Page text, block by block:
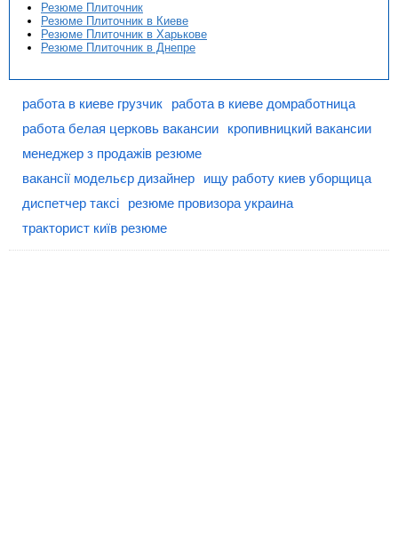
Резюме Плиточник
Резюме Плиточник в Киеве
Резюме Плиточник в Харькове
Резюме Плиточник в Днепре
работа в киеве грузчик
работа в киеве домработница
работа белая церковь вакансии
кропивницкий вакансии
менеджер з продажів резюме
вакансії модельєр дизайнер
ищу работу киев уборщица
диспетчер таксі
резюме провизора украина
тракторист київ резюме